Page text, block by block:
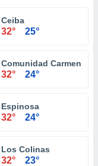
Ceiba
32° 25°
Comunidad Carmen
32° 24°
Espinosa
32° 24°
Los Colinas
32° 23°